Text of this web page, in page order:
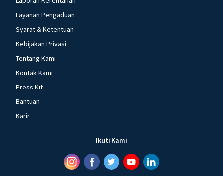
Layanan Pengaduan
Syarat & Ketentuan
Kebijakan Privasi
Tentang Kami
Kontak Kami
Press Kit
Bantuan
Karir
Ikuti Kami